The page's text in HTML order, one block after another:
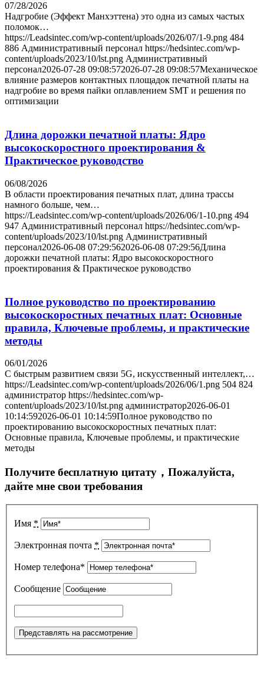
07/28/2026
Надгробие (Эффект Манхэттена) это одна из самых частых
поломок…
https://Leadsintec.com/wp-content/uploads/2026/07/1-9.png 484
886 Административный персонал https://hedsintec.com/wp-
content/uploads/2023/10/lst.png Административный
персонал2026-07-28 09:08:572026-07-28 09:08:57Механическое
влияние размеров контактных площадок печатной платы на
надгробие во время пайки оплавлением SMT и решения по
оптимизации
Длина дорожки печатной платы: Ядро
высокоскоростного проектирования &
Практическое руководство
06/08/2026
В области проектирования печатных плат, длина трассы
намного больше, чем…
https://Leadsintec.com/wp-content/uploads/2026/06/1-10.png 494
947 Административный персонал https://hedsintec.com/wp-
content/uploads/2023/10/lst.png Административный
персонал2026-06-08 07:29:562026-06-08 07:29:56Длина
дорожки печатной платы: Ядро высокоскоростного
проектирования & Практическое руководство
Полное руководство по проектированию
высокоскоростных печатных плат: Основные
правила, Ключевые проблемы, и практические
методы
06/01/2026
С быстрым развитием связи 5G, искусственный интеллект,…
https://Leadsintec.com/wp-content/uploads/2026/06/1.png 504 824
администратор https://hedsintec.com/wp-
content/uploads/2023/10/lst.png администратор2026-06-01
10:14:592026-06-01 10:14:59Полное руководство по
проектированию высокоскоростных печатных плат:
Основные правила, Ключевые проблемы, и практические
методы
Получите бесплатную цитату，Пожалуйста,
дайте мне свои требования
Имя *
Электронная почта *
Номер телефона*
Сообщение